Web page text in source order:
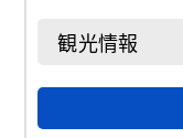
観光情報